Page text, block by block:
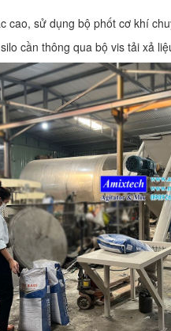
cao, sử dụng bộ phốt cơ khí
cần thông qua bộ vis tải xả